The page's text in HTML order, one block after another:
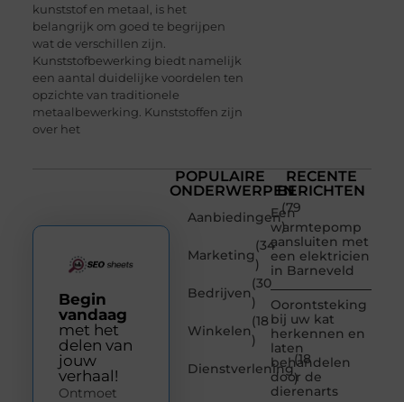
kunststof en metaal, is het
belangrijk om goed te begrijpen
wat de verschillen zijn.
Kunststofbewerking biedt namelijk
een aantal duidelijke voordelen ten
opzichte van traditionele
metaalbewerking. Kunststoffen zijn
over het
POPULAIRE
ONDERWERPEN
Aanbiedingen
(79
)
Marketing
(34
)
Bedrijven
(30
)
Winkelen
(18
)
Dienstverlening
(18
)
RECENTE
BERICHTEN
Een
warmtepomp
aansluiten met
een elektricien
in Barneveld
Oorontsteking
bij uw kat
herkennen en
laten
behandelen
door de
dierenarts
Begin
vandaag
met het
delen van
jouw
verhaal!
Ontmoet